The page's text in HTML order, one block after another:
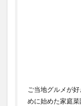
ご当地グルメが
めに始めた家庭菜